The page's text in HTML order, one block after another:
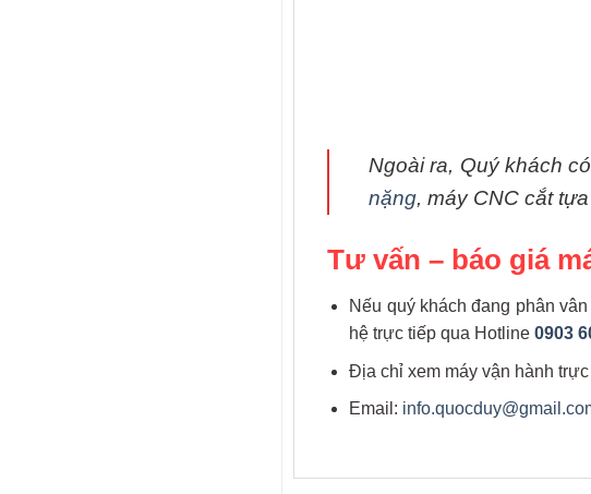
Ngoài ra, Quý khách
nặng, máy CNC cắt
Tư vấn – báo giá
Nếu quý khách đang phân
hệ trực tiếp qua Hotline0903
Địa chỉ xem máy vận hành
Email: